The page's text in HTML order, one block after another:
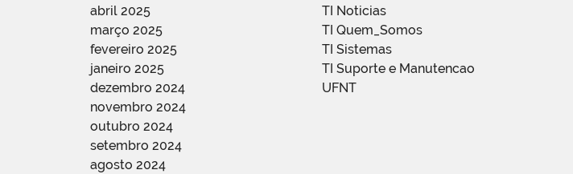
abril 2025
março 2025
fevereiro 2025
janeiro 2025
dezembro 2024
novembro 2024
outubro 2024
setembro 2024
agosto 2024
TI Noticias
TI Quem_Somos
TI Sistemas
TI Suporte e Manutencao
UFNT